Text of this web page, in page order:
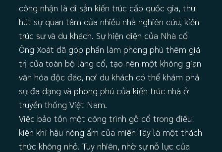
công nhận là di sản kiến trúc cấp quốc gia, thu
hút sự quan tâm của nhiều nhà nghiên cứu, kiến
trúc sư và du khách. Sự hiện diện của Nhà cổ
Ông Xoát đã góp phần làm phong phú thêm giá
trị của toàn bộ làng cổ, tạo nên một không gian
văn hóa độc đáo, nơi du khách có thể khám phá
sự đa dạng và phong phú của kiến trúc nhà ở
truyền thống Việt Nam.
Việc bảo tồn một công trình gỗ cổ trong điều
kiện khí hậu nóng ẩm của miền Tây là một thách
thức không nhỏ. Tuy nhiên, nhờ sự nỗ lực của